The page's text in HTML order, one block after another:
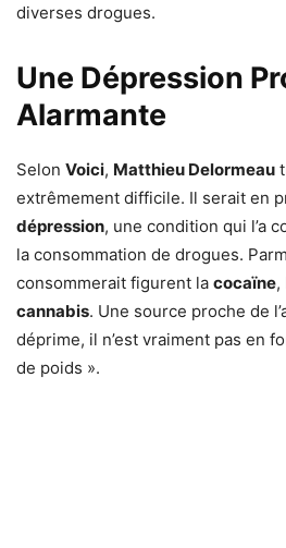
diverses drogues.
Une Dépression
Alarmante
Selon Voici, Matthieu Delormeau
extrêmement difficile. Il serait en
dépression, une condition qui l’a
la consommation de drogues.
consommerait figurent la cocaïne,
cannabis. Une source proche de
déprime, il n’est vraiment pas en
de poids ».